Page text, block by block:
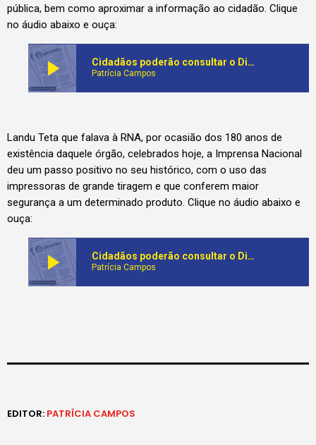
pública, bem como aproximar a informação ao cidadão. Clique
no áudio abaixo e ouça:
play_arrow Cidadãos poderão consultar o Diário da República via online e sem custos ainda este ano
Patrícia Campos
Landu Teta que falava à RNA, por ocasião dos 180 anos de
existência daquele órgão, celebrados hoje, a Imprensa Nacional
deu um passo positivo no seu histórico, com o uso das
impressoras de grande tiragem e que conferem maior
segurança a um determinado produto. Clique no áudio abaixo e
ouça:
play_arrow Cidadãos poderão consultar o Diário da República via online e sem custos ainda este ano
Patrícia Campos
EDITOR: PATRÍCIA CAMPOS